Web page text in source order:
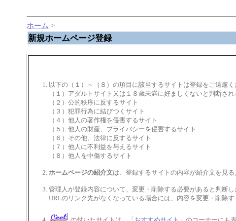
ホーム >
新規ホームページ登録
以下の（１）～（８）の項目に該当するサイトは登録をご遠慮く
（１）アダルトサイト又は１８歳未満に好ましくないと判断され
（２）公的秩序に反するサイト
（３）犯罪行為に結びつくサイト
（４）他人の著作権を侵害するサイト
（５）他人の財産、プライバシーを侵害するサイト
（６）その他、法律に反するサイト
（７）他人に不利益を与えるサイト
（８）他人を中傷するサイト
ホームページの紹介文は、登録するサイトの内容が紹介文を見
管理人が登録内容について、変更・削除する必要があると判断
URLのリンク先がなくなっている場合には、内容を変更・削除す